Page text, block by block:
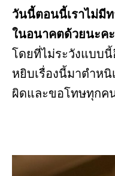
วันนี้ตอนนี้เราไม่มี
ในอนาคตด้วยนะคะ
โดยที่ไม่ระวังแบบ
หยิบเรื่องนี้มาตำหนิ
ผิดและขอโทษทุกค